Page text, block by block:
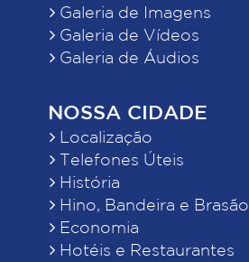
Galeria de Imagens
Galeria de Vídeos
Galeria de Áudios
NOSSA CIDADE
Localização
Telefones Úteis
História
Hino, Bandeira e Brasão
Economia
Hotéis e Restaurantes